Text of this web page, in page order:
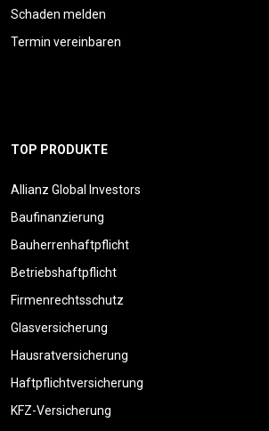
Schaden melden
Termin vereinbaren
TOP PRODUKTE
Allianz Global Investors
Baufinanzierung
Bauherrenhaftpflicht
Betriebshaftpflicht
Firmenrechtsschutz
Glasversicherung
Hausratversicherung
Haftpflichtversicherung
KFZ-Versicherung